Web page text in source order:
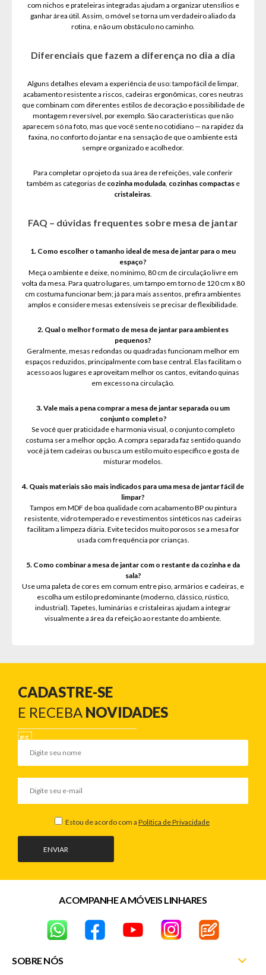
com nichos e prateleiras integradas ajudam a organizar utensílios e
ganhar área útil. Assim, o móvel se torna um verdadeiro aliado da
rotina, e não um obstáculo no caminho.
Diferenciais que fazem a diferença no dia a dia
Alguns detalhes elevam a experiência de uso: tampo fácil de limpar,
acabamento resistente a riscos, cadeiras ergonômicas, cores neutras
que combinam com diferentes estilos de decoração e possibilidade de
montagem reversível, por exemplo. São características que não
aparecem só na foto, mas que você sente no cotidiano — na rapidez da
faxina, no conforto do jantar e na sensação de que o ambiente está
sempre organizado e acolhedor.
Para completar o projeto da sua área de refeições, vale conferir
também as categorias de cozinha modulada, cozinhas compactase
cristaleiras.
FAQ – dúvidas frequentes sobre mesa de jantar
1. Como escolher o tamanho ideal de mesa de jantar para o meu
espaço?
Meça o ambiente e deixe, no mínimo, 80 cm de circulação livre em
volta da mesa. Para quatro lugares, um tampo em torno de 120 cm x 80
cm costuma funcionar bem; já para mais assentos, prefira ambientes
amplos e considere mesas extensíveis se precisar de flexibilidade.
2. Qual o melhor formato de mesa de jantar para ambientes
pequenos?
Geralmente, mesas redondas ou quadradas funcionam melhor em
espaços reduzidos, principalmente com base central. Elas facilitam o
acesso aos lugares e aproveitam melhor os cantos, evitando quinas
em excesso na circulação.
3. Vale mais a pena comprar a mesa de jantar separada ou um
conjunto completo?
Se você quer praticidade e harmonia visual, o conjunto completo
costuma ser a melhor opção. A compra separada faz sentido quando
você já tem cadeiras ou busca um estilo muito específico e gosta de
misturar modelos.
4. Quais materiais são mais indicados para uma mesa de jantar fácil de
limpar?
Tampos em MDF de boa qualidade com acabamento BP ou pintura
resistente, vidro temperado e revestimentos sintéticos nas cadeiras
facilitam a limpeza diária. Evite tecidos muito porosos se a mesa for
usada com frequência por crianças.
5. Como combinar a mesa de jantar com o restante da cozinha e da
sala?
Use uma paleta de cores em comum entre piso, armários e cadeiras, e
escolha um estilo predominante (moderno, clássico, rústico,
industrial). Tapetes, luminárias e cristaleiras ajudam a integrar
visualmente a área da refeição ao restante do ambiente.
CADASTRE-SE
E RECEBA NOVIDADES
ENVIAR
Estou de acordo com a Política de Privacidade
SOBRE NÓS
ACOMPANHE A MÓVEIS LINHARES